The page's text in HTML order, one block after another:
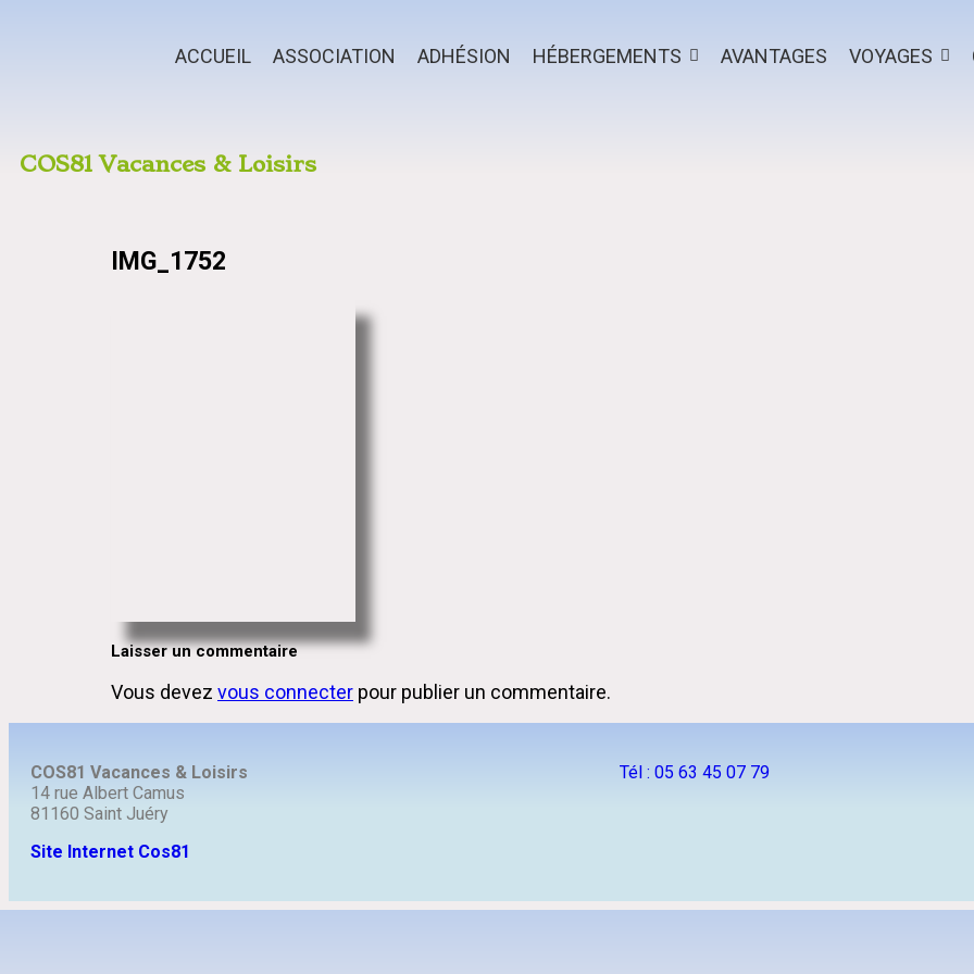
ACCUEIL ASSOCIATION ADHÉSION HÉBERGEMENTS AVANTAGES VOYAGES
COS81 Vacances & Loisirs
IMG_1752
Laisser un commentaire
Vous devez vous connecter pour publier un commentaire.
COS81 Vacances & Loisirs
14 rue Albert Camus
81160 Saint Juéry
Site Internet Cos81
Tél : 05 63 45 07 79